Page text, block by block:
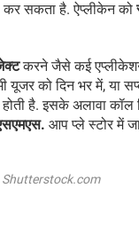
सकता है. ऐप्लीकेन को
करने जैसे कई
यूजर को दिन भर में, या
होती है. इसके अलावा
आप प्ले स्टोर में